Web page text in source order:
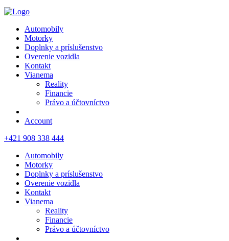
Automobily
Motorky
Doplnky a príslušenstvo
Overenie vozidla
Kontakt
Vianema
Reality
Financie
Právo a účtovníctvo
Account
+421 908 338 444
Automobily
Motorky
Doplnky a príslušenstvo
Overenie vozidla
Kontakt
Vianema
Reality
Financie
Právo a účtovníctvo